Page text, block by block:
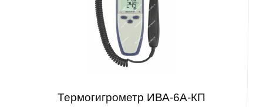
Термогигрометр ИВА-6А-КП